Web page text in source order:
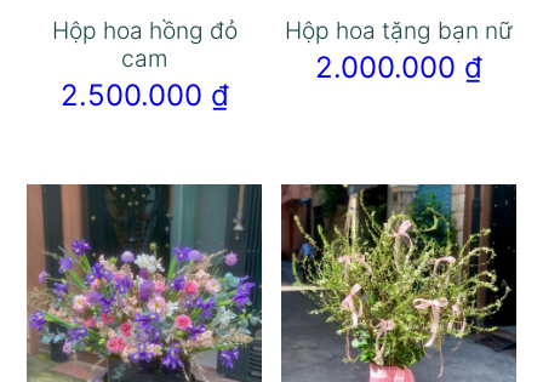
Hộp hoa hồng đỏ
cam
2.500.000 ₫
Hộp hoa tặng bạn nữ
2.000.000 ₫